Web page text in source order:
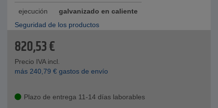
ejecución
galvanizado en caliente
Seguridad de los productos
820,53€
Precio IVA incl.
más 240,79 € gastos de envío
Plazo de entrega 11-14 días laborables